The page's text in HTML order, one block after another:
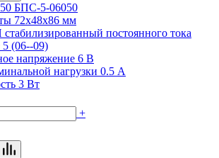
БПС-5-06050
72х48х86 мм
стабилизированный постоянного тока
5 (06--09)
напряжение 6 В
нагрузки 0.5 А
3 Вт
+